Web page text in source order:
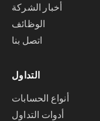
أخبار الشركة
الوظائف
اتصل بنا
التداول
أنواع الحسابات
أدوات التداول